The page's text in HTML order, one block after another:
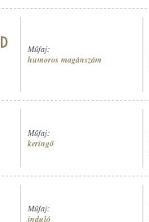
Műfaj:
humoros magánszám
Műfaj:
keringő
Műfaj:
induló